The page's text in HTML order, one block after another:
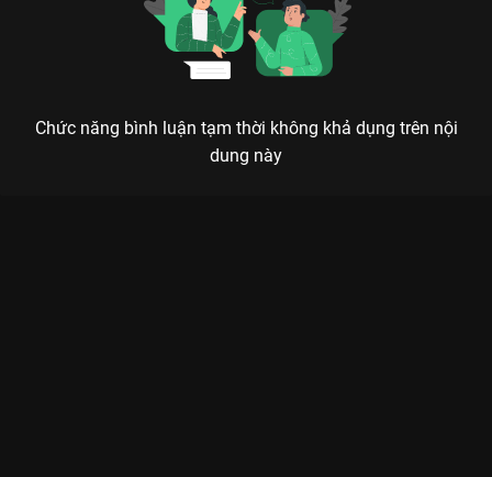
Chức năng bình luận tạm thời không khả dụng trên nội
dung này